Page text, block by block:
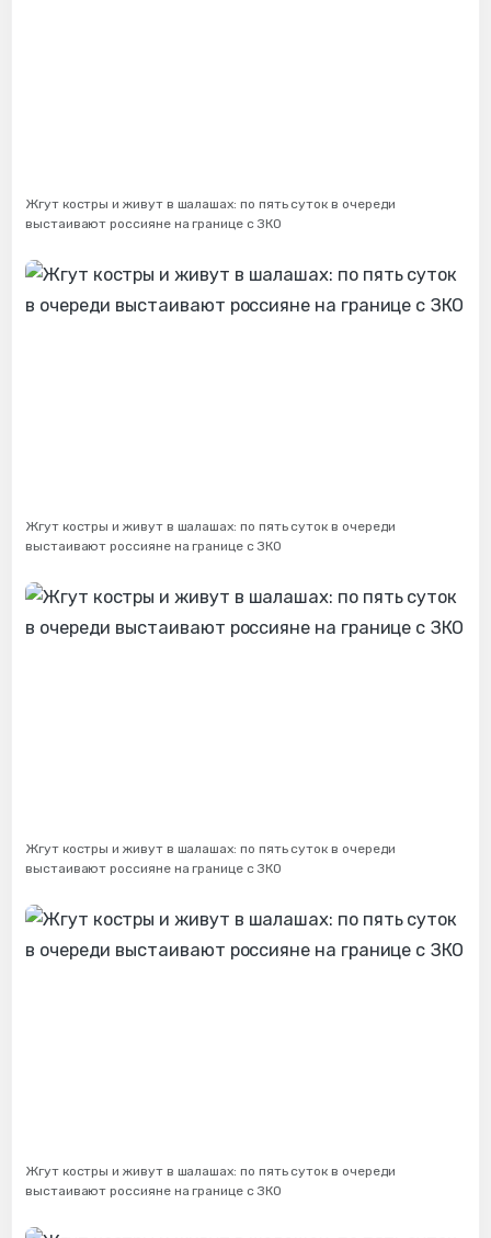
Жгут костры и живут в шалашах: по пять суток в очереди
выстаивают россияне на границе с ЗКО
Жгут костры и живут в шалашах: по пять суток в очереди
выстаивают россияне на границе с ЗКО
Жгут костры и живут в шалашах: по пять суток в очереди
выстаивают россияне на границе с ЗКО
Жгут костры и живут в шалашах: по пять суток в очереди
выстаивают россияне на границе с ЗКО